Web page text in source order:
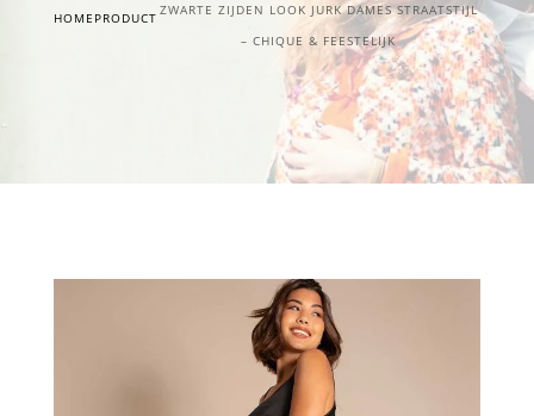
HOME PRODUCT ZWARTE ZIJDEN LOOK JURK DAMES STRAATSTIJL
– CHIQUE & FEESTELIJK